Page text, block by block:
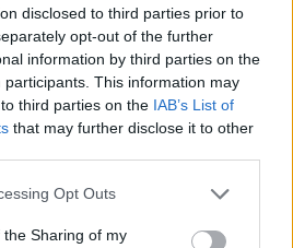
disclosed to third parties prior to
opt-out of the further
information by third parties on the
participants. This information may
third parties on the IAB’s List of
that may further disclose it to other
app uses one or more Google
usage behaviour. You may click to
Opt Outs
Sharing of my